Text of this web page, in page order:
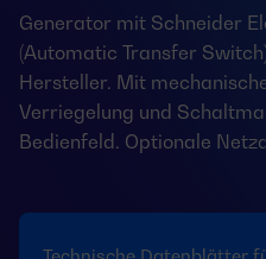
Generator mit Schneider
(Automatic Transfer
Hersteller. Mit
Verriegelung und
Bedienfeld. Optionale